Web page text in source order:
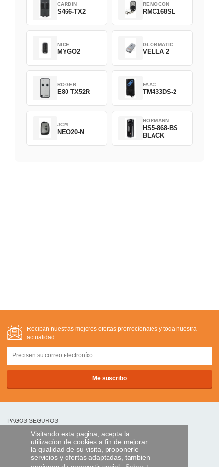
Visitando esta pagina, acepta la
utilizacíon de cookies a fin de mejorar
la qualidad de su visita, proponerle
servicios y ofertas adaptadas, tambien
CARDIN
S466-TX2
REMOCON
RMC168SL
NICE
MYGO2
GLOBMATIC
VELLA 2
ROGER
E80 TX52R
FAAC
TM433DS-2
JCM
NEO20-N
HORMANN
HS5-868-BS
BLACK
Reciban nuestras mejores ofertas promocíonales y toda nuestra
actualidad :
PAGOS SEGUROS
transferencia bancaria